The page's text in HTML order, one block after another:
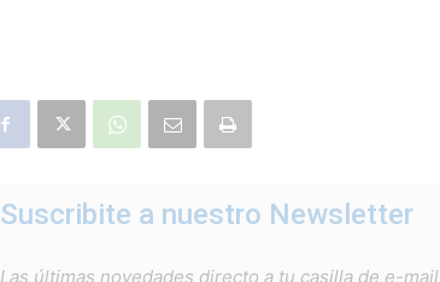
Suscribite a nuestro Newsletter
Las últimas novedades directo a tu casilla de e-mail